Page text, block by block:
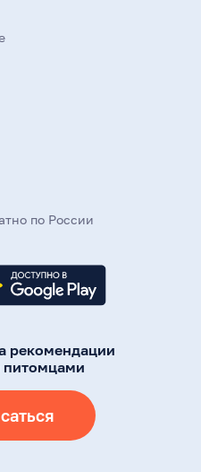
по России
рекомендации
питомцами